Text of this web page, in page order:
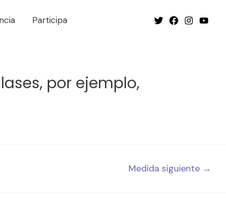
Participa
por ejemplo,
Medida siguiente →